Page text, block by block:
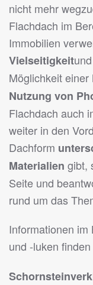
nicht mehr
Flachdach im
Immobilien
Vielseitigkeit
Möglichkeit einer
Nutzung von
Flachdach auch
weiter in den
Dachform
Materialien gibt,
Seite und
rund um das
Informationen im
und -luken